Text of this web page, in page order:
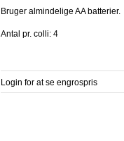
Bruger almindelige AA batterier.
Antal pr. colli: 4
Login for at se engrospris